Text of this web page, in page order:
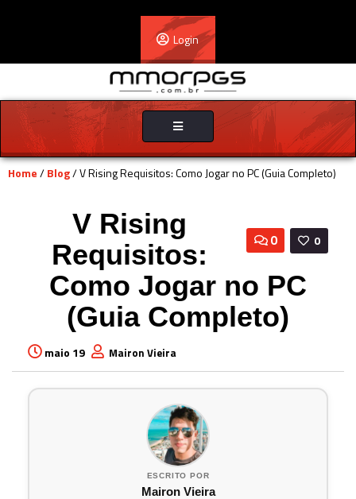
Login
Toggle
navigation
Home/Blog/ V Rising Requisitos: Como Jogar no PC (Guia Completo)
0
0
V Rising
Requisitos:
Como Jogar no PC
(Guia Completo)
maio 19 Mairon Vieira
ESCRITO POR
Mairon Vieira